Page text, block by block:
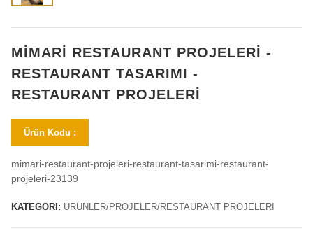
MİMARİ RESTAURANT PROJELERİ -
RESTAURANT TASARIMI -
RESTAURANT PROJELERİ
Ürün Kodu :
mimari-restaurant-projeleri-restaurant-tasarimi-restaurant-
projeleri-23139
KATEGORI: ÜRÜNLER/PROJELER/RESTAURANT PROJELERI